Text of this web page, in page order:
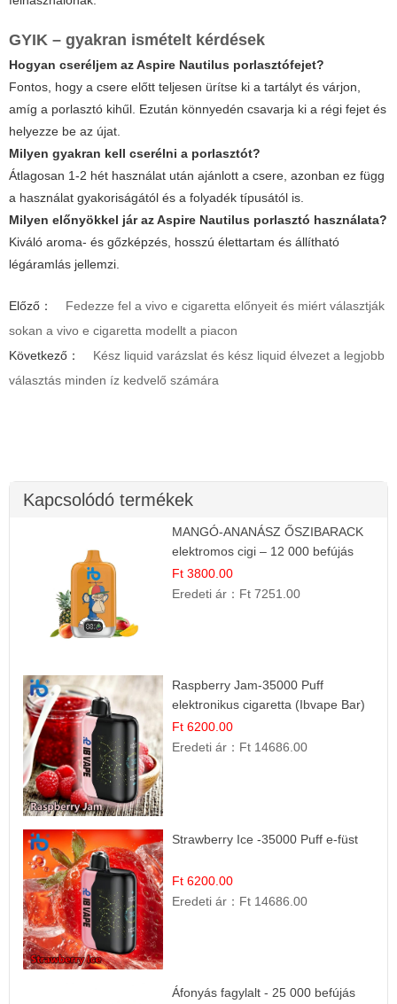
GYIK – gyakran ismételt kérdések
Hogyan cseréljem az Aspire Nautilus porlasztófejet?
Fontos, hogy a csere előtt teljesen ürítse ki a tartályt és várjon,
amíg a porlasztó kihűl. Ezután könnyedén csavarja ki a régi fejet és
helyezze be az újat.
Milyen gyakran kell cserélni a porlasztót?
Átlagosan 1-2 hét használat után ajánlott a csere, azonban ez függ
a használat gyakoriságától és a folyadék típusától is.
Milyen előnyökkel jár az Aspire Nautilus porlasztó használata?
Kiváló aroma- és gőzképzés, hosszú élettartam és állítható
légáramlás jellemzi.
Előző：
Fedezze fel a vivo e cigaretta előnyeit és miért választják
sokan a vivo e cigaretta modellt a piacon
Következő：
Kész liquid varázslat és kész liquid élvezet a legjobb
választás minden íz kedvelő számára
Kapcsolódó termékek
MANGÓ-ANANÁSZ ŐSZIBARACK
elektromos cigi – 12 000 befújás
Ft 3800.00
Eredeti ár： Ft 7251.00
Raspberry Jam-35000 Puff
elektronikus cigaretta (Ibvape Bar)
Ft 6200.00
Eredeti ár： Ft 14686.00
Strawberry Ice -35000 Puff e-füst
Ft 6200.00
Eredeti ár： Ft 14686.00
Áfonyás fagylalt - 25 000 befújás